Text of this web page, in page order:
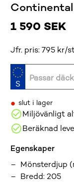
1 590 SEK
Jfr. pris: 795 kr/
• slut i lager
Miljövänligt
Beräknad
Egenskaper
Mönsterdjup
Bredd:205